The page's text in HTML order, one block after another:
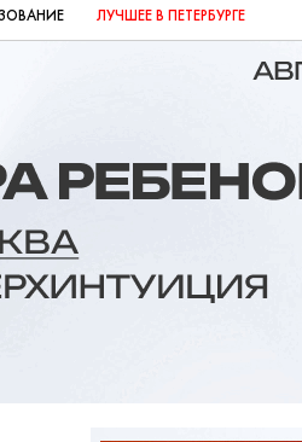
ЛУЧШЕЕ В ПЕТЕРБУРГЕ